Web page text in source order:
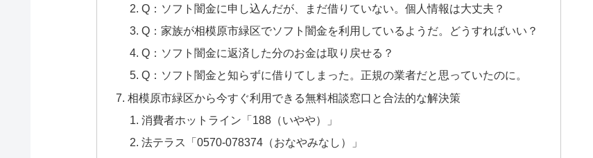
Q：ソフト闇金に申し込んだが、まだ借りていない。個人情報は大丈夫？
Q：家族が相模原市緑区でソフト闇金を利用しているようだ。どうすればいい？
Q：ソフト闇金に返済した分のお金は取り戻せる？
Q：ソフト闇金と知らずに借りてしまった。正規の業者だと思っていたのに。
相模原市緑区から今すぐ利用できる無料相談窓口と合法的な解決策
消費者ホットライン「188（いやや）」
法テラス「0570-078374（おなやみなし）」